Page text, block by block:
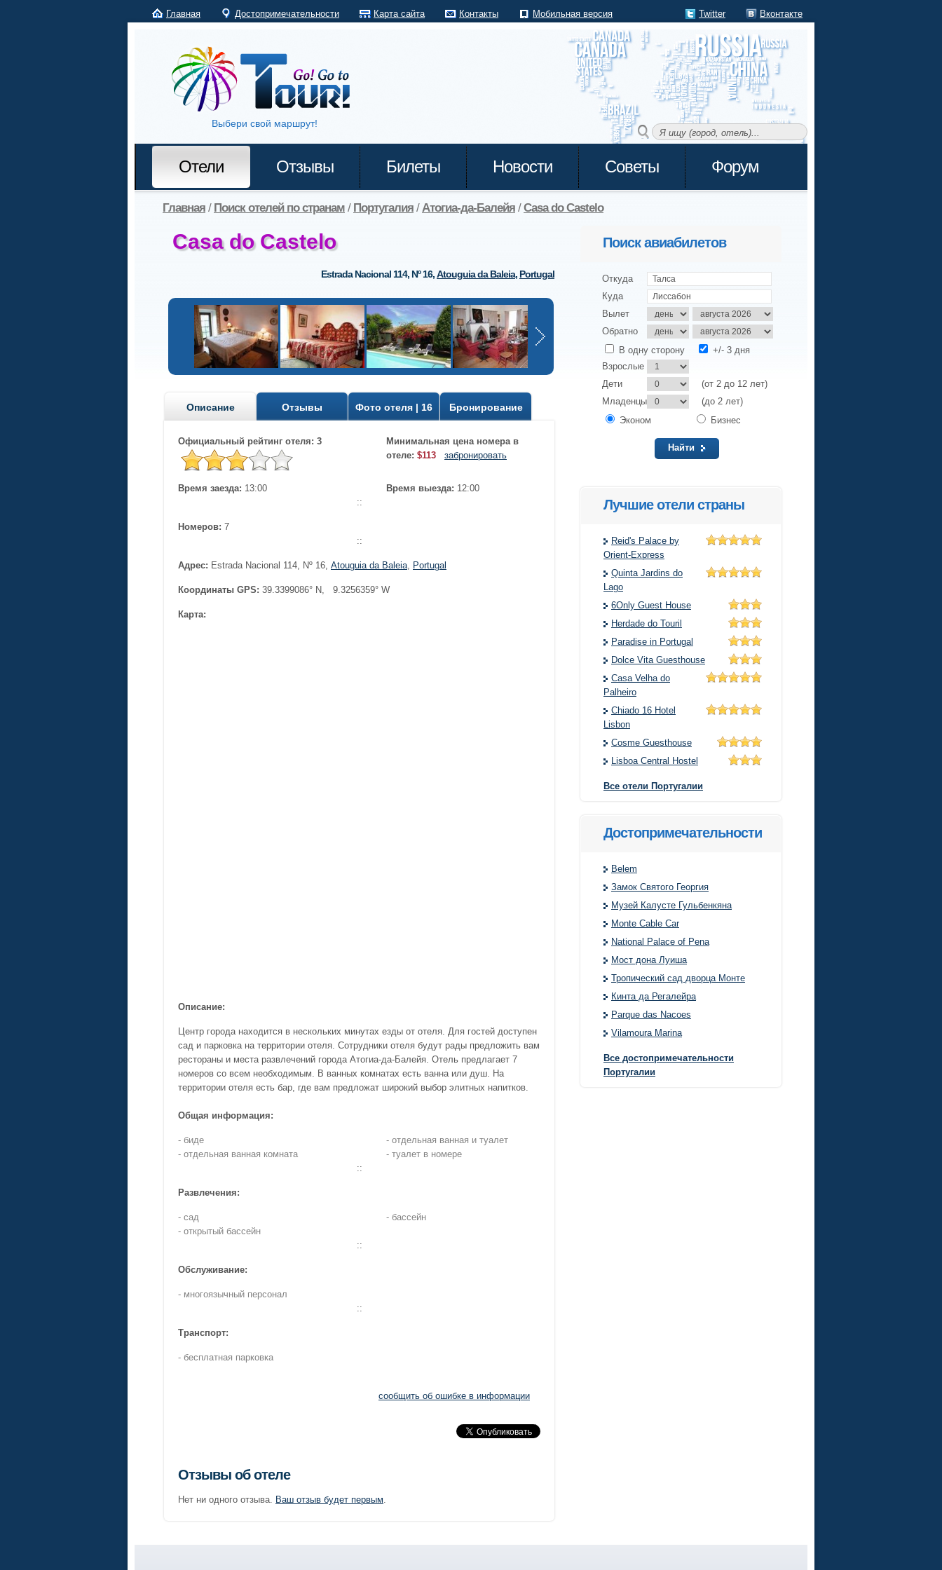
Главная Достопримечательности Карта сайта Контакты Мобильная версия Twitter Вконтакте
Выбери свой маршрут!
Отели Отзывы Билеты Новости Советы Форум
Главная / Поиск отелей по странам / Португалия /Атогиа-да-Балейя /Casa do Castelo
Casa do Castelo
Estrada Nacional 114, Nº 16,Atouguia da Baleia, Portugal
Описание Отзывы Фото отеля | 16 Бронирование
Официальный рейтинг отеля: 3
Минимальная цена номера в
отеле: $113 забронировать
Время заезда: 13:00 Время выезда: 12:00
::
Номеров: 7
::
Адрес: Estrada Nacional 114, Nº 16, Atouguia da Baleia, Portugal
Координаты GPS: 39.3399086° N, 9.3256359° W
Карта:
Описание:
Центр города находится в нескольких минутах езды от отеля. Для гостей доступен
сад и парковка на территории отеля. Сотрудники отеля будут рады предложить вам
рестораны и места развлечений города Атогиа-да-Балейя. Отель предлагает 7
номеров со всем необходимым. В ванных комнатах есть ванна или душ. На
территории отеля есть бар, где вам предложат широкий выбор элитных напитков.
Общая информация:
- биде
- отдельная ванная комната
- отдельная ванная и туалет
- туалет в номере
::
Развлечения:
- сад
- открытый бассейн
- бассейн
::
Обслуживание:
- многоязычный персонал
::
Транспорт:
- бесплатная парковка
сообщить об ошибке в информации
Отзывы об отеле
Нет ни одного отзыва. Ваш отзыв будет первым.
Поиск авиабилетов
Откуда
Куда
Вылет
Обратно
В одну сторону
+/- 3 дня
Взрослые
Дети
(от 2 до 12 лет)
Младенцы
(до 2 лет)
Эконом
Бизнес
Найти
Лучшие отели страны
Reid's Palace by
Orient-Express
Quinta Jardins do
Lago
6Only Guest House
Herdade do Touril
Paradise in Portugal
Dolce Vita Guesthouse
Casa Velha do
Palheiro
Chiado 16 Hotel
Lisbon
Cosme Guesthouse
Lisboa Central Hostel
Все отели Португалии
Достопримечательности
Belem
Замок Святого Георгия
Музей Калусте Гульбенкяна
Monte Cable Car
National Palace of Pena
Мост дона Луиша
Тропический сад дворца Монте
Кинта да Регалейра
Parque das Nacoes
Vilamoura Marina
Все достопримечательности
Португалии